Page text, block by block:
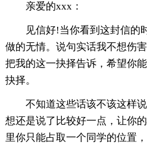
亲爱的xxx：
见信好!当你看到这封信的
做的无情。说句实话我不想伤
把我的这一抉择告诉，希望你
抉择。
不知道这些话该不该这样
想还是说了比较好一点，让你
里你只能占取一个同学的位置